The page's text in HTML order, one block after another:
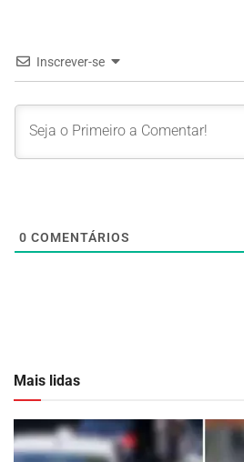
Inscrever-se
0 COMENTÁRIOS
Mais lidas